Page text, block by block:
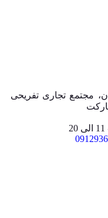
مجتمع تجاری تفریحی